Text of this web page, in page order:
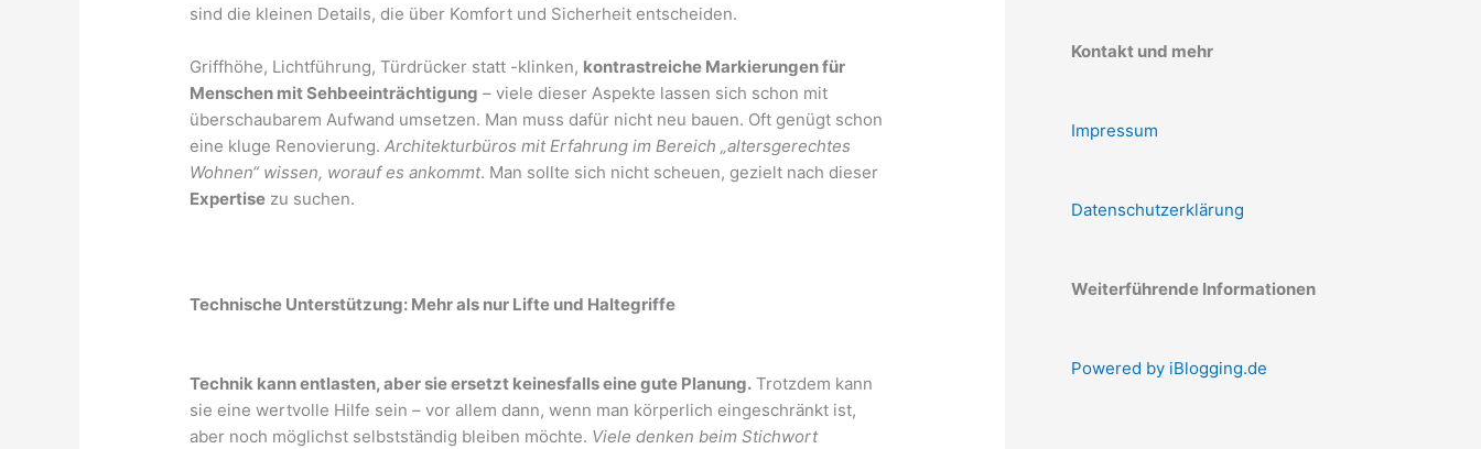
sind die kleinen Details, die über Komfort und Sicherheit entscheiden.
Griffhöhe, Lichtführung, Türdrücker statt -klinken, kontrastreiche Markierungen für
Menschen mit Sehbeeinträchtigung – viele dieser Aspekte lassen sich schon mit
überschaubarem Aufwand umsetzen. Man muss dafür nicht neu bauen. Oft genügt schon
eine kluge Renovierung.Architekturbüros mit Erfahrung im Bereich „altersgerechtes
Wohnen“ wissen, worauf es ankommt. Man sollte sich nicht scheuen, gezielt nach dieser
Expertise zu suchen.
Technische Unterstützung: Mehr als nur Lifte und Haltegriffe
Technik kann entlasten, aber sie ersetzt keinesfalls eine gute Planung. Trotzdem kann
sie eine wertvolle Hilfe sein – vor allem dann, wenn man körperlich eingeschränkt ist,
aber noch möglichst selbstständig bleiben möchte. Viele denken beim Stichwort
Kontakt und mehr
Impressum
Datenschutzerklärung
Weiterführende Informationen
Powered by iBlogging.de